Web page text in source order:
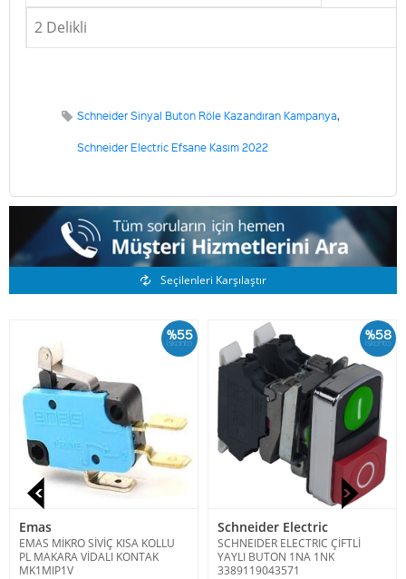
2 Delikli
Schneider Sinyal Buton Röle Kazandıran Kampanya,
Schneider Electric Efsane Kasım 2022
Benzer Ürünler
Seçilenleri Karşılaştır
%55
İskonto
Emas
EMAS MİKRO SİVİÇ KISA KOLLU
PL MAKARA VİDALI KONTAK
MK1MIP1V
%58
İskonto
Schneider Electric
SCHNEIDER ELECTRIC ÇİFTLİ
YAYLI BUTON 1NA 1NK
3389119043571